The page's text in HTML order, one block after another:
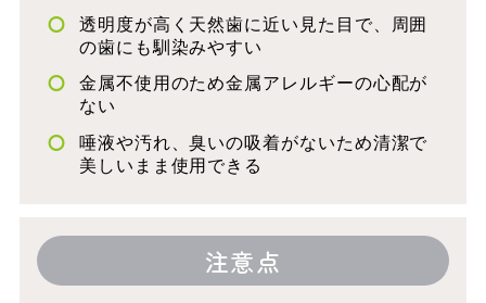
透明度が高く天然歯に近い見た目で、周囲
の歯にも馴染みやすい
金属不使用のため金属アレルギーの心配が
ない
唾液や汚れ、臭いの吸着がないため清潔で
美しいまま使用できる
注意点